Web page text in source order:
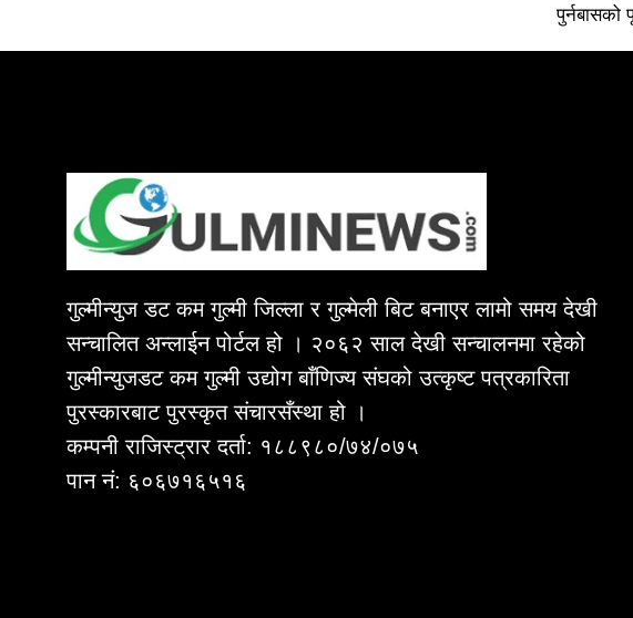
पुर्नबासको
गुल्मीन्युज डट कम गुल्मी जिल्ला र गुल्मेली बिट बनाएर लामो समय देखी
सन्चालित अन्लाईन पोर्टल हो । २०६२ साल देखी सन्चालनमा रहेको
गुल्मीन्युजडट कम गुल्मी उद्योग बाँणिज्य संघको उत्कृष्ट पत्रकारिता
पुरस्कारबाट पुरस्कृत संचारसँस्था हो ।
कम्पनी राजिस्ट्रार दर्ता: १८८९८०/७४/०७५
पान नं: ६०६७१६५१६